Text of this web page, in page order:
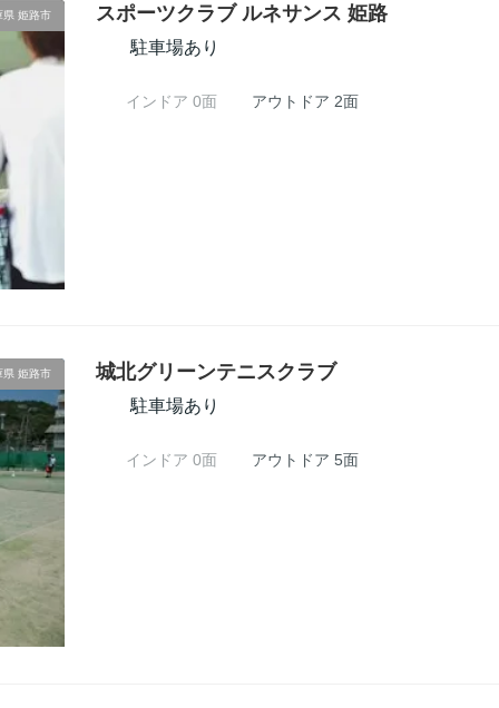
県 姫路市 スポーツクラブ ルネサンス 姫路
駐車場あり
インドア 0面 アウトドア 2面
県 姫路市 城北グリーンテニスクラブ
駐車場あり
インドア 0面 アウトドア 5面